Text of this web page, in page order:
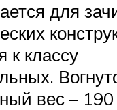
для
к классу
вес –